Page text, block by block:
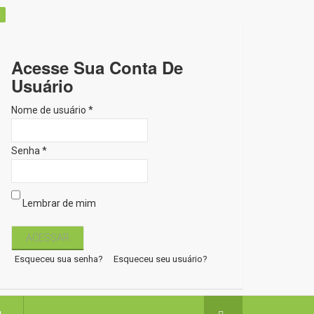
Acesse Sua Conta De
Usuário
Nome de usuário *
Senha *
Lembrar de mim
Esqueceu sua senha? Esqueceu seu usuário?